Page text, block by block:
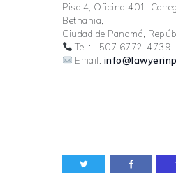
Piso 4, Oficina 401,
Bethania,
Ciudad de Panamá,
Tel.: +507 6772-4739
Email: